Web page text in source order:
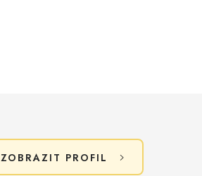
ZOBRAZIT PROFIL